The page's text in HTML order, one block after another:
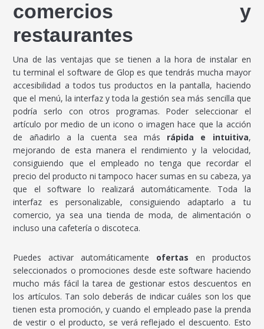
comercios y
restaurantes
Una de las ventajas que se tienen a la hora de instalar en
tu terminal el software de Glop es que tendrás mucha mayor
accesibilidad a todos tus productos en la pantalla, haciendo
que el menú, la interfaz y toda la gestión sea más sencilla que
podría serlo con otros programas. Poder seleccionar el
artículo por medio de un icono o imagen hace que la acción
de añadirlo a la cuenta sea más rápida e intuitiva,
mejorando de esta manera el rendimiento y la velocidad,
consiguiendo que el empleado no tenga que recordar el
precio del producto ni tampoco hacer sumas en su cabeza, ya
que el software lo realizará automáticamente. Toda la
interfaz es personalizable, consiguiendo adaptarlo a tu
comercio, ya sea una tienda de moda, de alimentación o
incluso una cafetería o discoteca.
Puedes activar automáticamente ofertas en productos
seleccionados o promociones desde este software haciendo
mucho más fácil la tarea de gestionar estos descuentos en
los artículos. Tan solo deberás de indicar cuáles son los que
tienen esta promoción, y cuando el empleado pase la prenda
de vestir o el producto, se verá reflejado el descuento. Esto